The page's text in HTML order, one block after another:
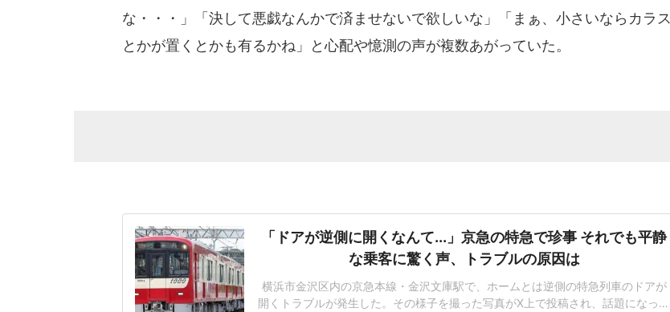
な・・・」「決して悪戯なんかで済ませないで欲しいな」「まぁ、小さいならカラス
とかが置くとかも有るかね」と心配や憶測の声が複数あがっていた。
「ドアが逆側に開くなんて...」京急の特急で珍事 それでも平静
な乗客に驚く声、トラブルの原因は
横浜市金沢区内の京急本線・金沢文庫駅で、ホームとは逆側の特急列車のドアが
開くトラブルが発生した。その様子を撮った写真がX上で投稿され、話題になって